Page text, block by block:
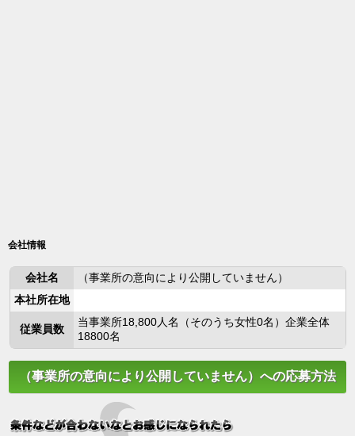
会社情報
会社名
（事業所の意向により公開していません）
本社所在地
従業員数
当事業所18,800人名（そのうち女性0名）企業全体
18800名
（事業所の意向により公開していません）への応募方法